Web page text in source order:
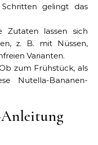
gelingt das
Zutaten lassen sich
z. B. mit Nüssen,
Varianten.
zum Frühstück, als
Nutella-Bananen-